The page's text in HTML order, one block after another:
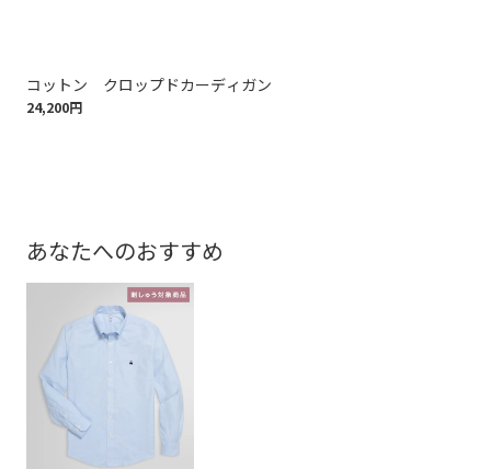
コットン クロップドカーディガン
24,200円
あなたへのおすすめ